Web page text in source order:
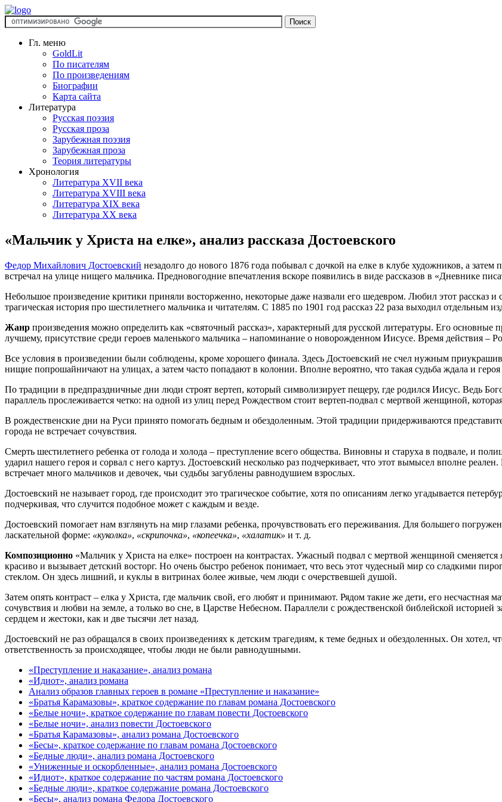
Гл. меню
GoldLit
По писателям
По произведениям
Биографии
Карта сайта
Литература
Русская поэзия
Русская проза
Зарубежная поэзия
Зарубежная проза
Теория литературы
Хронология
Литература XVII века
Литература XVIII века
Литература XIX века
Литература XX века
«Мальчик у Христа на елке», анализ рассказа Достоевского
Федор Михайлович Достоевский незадолго до нового 1876 года побывал с дочкой на елке в клубе художников, а
встречал на улице нищего мальчика. Предновогодние впечатления вскоре появились в виде рассказов в «Дневнике
Небольшое произведение критики приняли восторженно, некоторые даже назвали его шедевром. Любил этот рассказ
трагическая история про шестилетнего мальчика и читателям. С 1885 по 1901 год рассказ 22 раза выходил отдельным
Жанр произведения можно определить как «святочный рассказ», характерный для русской литературы. Его
лучшему, присутствие среди героев маленького мальчика – напоминание о новорожденном Иисусе. Время действия –
Все условия в произведении были соблюдены, кроме хорошего финала. Здесь Достоевский не счел нужным
нищие попрошайничают на улицах, а затем часто попадают в колонии. Вполне вероятно, что такая судьба ждала и героя
По традиции в предпраздничные дни люди строят вертеп, который символизирует пещеру, где родился Иисус. Ведь
параллель прослеживается четко: на одной из улиц перед Рождеством стоит вертеп-подвал с мертвой женщиной,
В рождественские дни на Руси принято помогать бедным и обездоленным. Этой традиции придерживаются
города не встречает сочувствия.
Смерть шестилетнего ребенка от голода и холода – преступление всего общества. Виновны и старуха в подвале, и
ударил нашего героя и сорвал с него картуз. Достоевский несколько раз подчеркивает, что этот вымысел вполне
встречает много мальчиков и девочек, чьи судьбы загублены равнодушием взрослых.
Достоевский не называет город, где происходит это трагическое событие, хотя по описаниям легко угадывается
подчеркивая, что случится подобное может с каждым и везде.
Достоевский помогает нам взглянуть на мир глазами ребенка, прочувствовать его переживания. Для большего
ласкательной форме: «куколка», «скрипочка», «копеечка», «халатик» и т. д.
Композиционно «Мальчик у Христа на елке» построен на контрастах. Ужасный подвал с мертвой женщиной
красиво и вызывает детский восторг. Но очень быстро ребенок понимает, что весь этот чудесный мир со сладкими
стеклом. Он здесь лишний, и куклы в витринах более живые, чем люди с очерствевшей душой.
Затем опять контраст – елка у Христа, где мальчик свой, его любят и принимают. Рядом такие же дети, его
сочувствия и любви на земле, а только во сне, в Царстве Небесном. Параллели с рождественской библейской
сердцем и жестоки, как и две тысячи лет назад.
Достоевский не раз обращался в своих произведениях к детским трагедиям, к теме бедных и обездоленных. Он хотел,
ответственность за происходящее, чтобы люди не были равнодушными.
«Преступление и наказание», анализ романа
«Идиот», анализ романа
Анализ образов главных героев в романе «Преступление и наказание»
«Братья Карамазовы», краткое содержание по главам романа Достоевского
«Белые ночи», краткое содержание по главам повести Достоевского
«Белые ночи», анализ повести Достоевского
«Братья Карамазовы», анализ романа Достоевского
«Бесы», краткое содержание по главам романа Достоевского
«Бедные люди», анализ романа Достоевского
«Униженные и оскорбленные», анализ романа Достоевского
«Идиот», краткое содержание по частям романа Достоевского
«Бедные люди», краткое содержание романа Достоевского
«Бесы», анализ романа Федора Достоевского